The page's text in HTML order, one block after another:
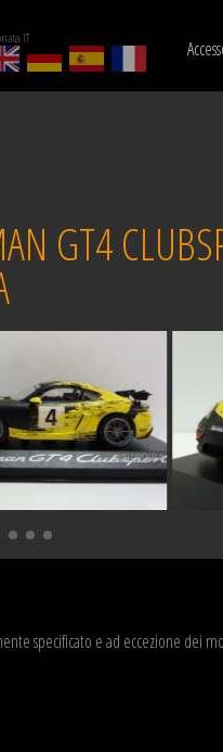
IT
GT4
specificato e ad eccezione dei